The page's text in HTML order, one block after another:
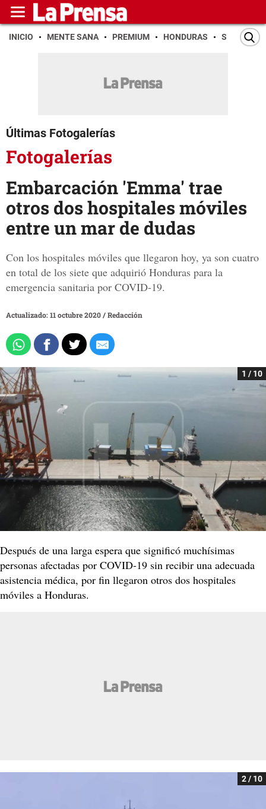
INICIO MENTE SANA PREMIUM HONDURAS SAN PEDRO
Últimas Fotogalerías
Fotogalerías
Embarcación 'Emma' trae
otros dos hospitales móviles
entre un mar de dudas
Con los hospitales móviles que llegaron hoy, ya son cuatro
en total de los siete que adquirió Honduras para la
emergencia sanitaria por COVID-19.
Actualizado: 11 octubre 2020/Redacción
1 / 10
Después de una larga espera que significó muchísimas
personas afectadas por COVID-19 sin recibir una adecuada
asistencia médica, por fin llegaron otros dos hospitales
móviles a Honduras.
2 / 10